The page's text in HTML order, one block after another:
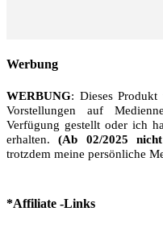
Werbung
WERBUNG: Dieses
Vorstellungen auf
Verfügung gestellt oder ich
erhalten.(Ab 02/2025
trotzdem meine persönliche
*Affiliate -Links